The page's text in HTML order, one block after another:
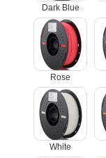
Dark Blue
Rose
White